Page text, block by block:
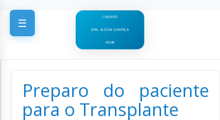
☰ CONTATO
DRA. ELOÍZA QUINTELA
HOME
Preparo do paciente
para o Transplante